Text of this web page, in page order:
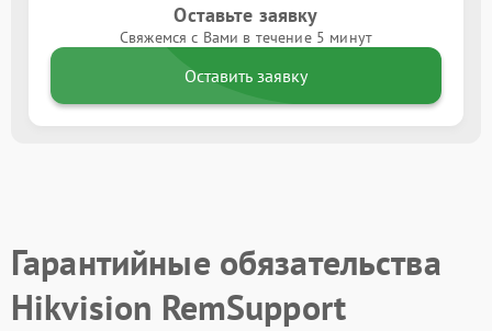
Оставьте заявку
Свяжемся с Вами в течение 5 минут
Оставить заявку
Гарантийные обязательства
Hikvision RemSupport